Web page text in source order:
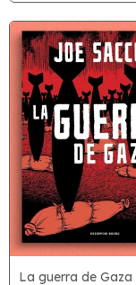
La guerra de Gaza